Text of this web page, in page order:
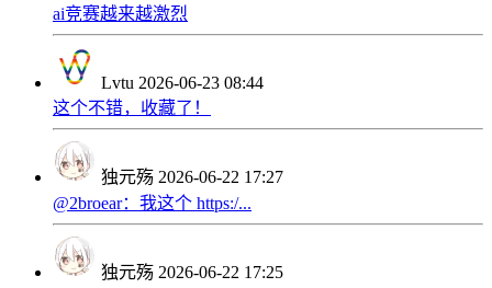
ai竞赛越来越激烈
Lvtu 2026-06-23 08:44
这个不错，收藏了！
独元殇 2026-06-22 17:27
@2broear：我这个 https:/...
独元殇 2026-06-22 17:25